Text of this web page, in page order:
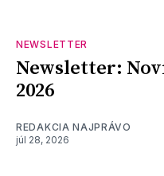
NEWSLETTER
Newsletter:
2026
REDAKCIA NAJPRÁVO
júl 28, 2026